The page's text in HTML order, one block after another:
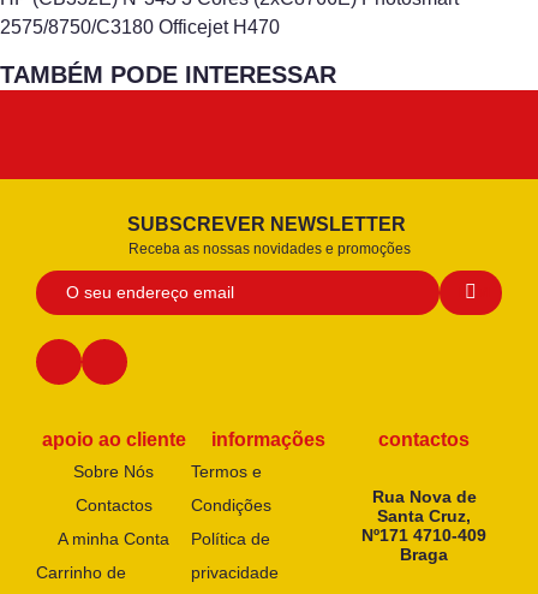
2575/8750/C3180 Officejet H470
TAMBÉM PODE INTERESSAR
SUBSCREVER NEWSLETTER
Receba as nossas novidades e promoções
apoio ao cliente
Sobre Nós
Contactos
A minha Conta
Carrinho de
informações
Termos e
Condições
Política de
privacidade
contactos
Rua Nova de
Santa Cruz,
Nº171 4710-409
Braga